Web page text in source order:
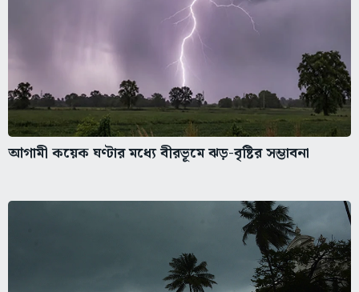
আগামী কয়েক ঘণ্টার মধ্যে বীরভূমে ঝড়-বৃষ্টির সম্ভাবনা